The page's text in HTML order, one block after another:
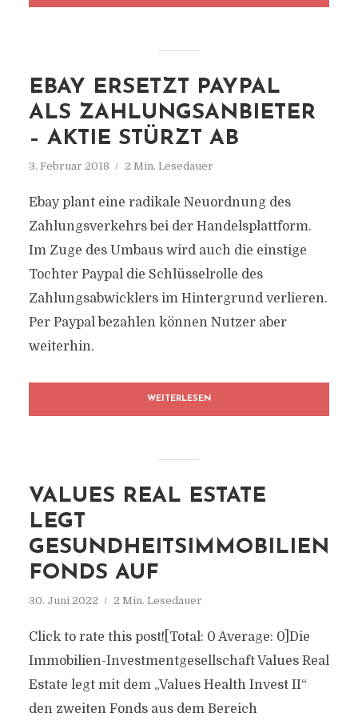
EBAY ERSETZT PAYPAL
ALS ZAHLUNGSANBIETER
– AKTIE STÜRZT AB
3. Februar 2018 2 Min. Lesedauer
Ebay plant eine radikale Neuordnung des
Zahlungsverkehrs bei der Handelsplattform.
Im Zuge des Umbaus wird auch die einstige
Tochter Paypal die Schlüsselrolle des
Zahlungsabwicklers im Hintergrund verlieren.
Per Paypal bezahlen können Nutzer aber
weiterhin.
WEITERLESEN
VALUES REAL ESTATE
LEGT
GESUNDHEITSIMMOBILIEN
FONDS AUF
30. Juni 2022 2 Min. Lesedauer
Click to rate this post![Total: 0 Average: 0]Die
Immobilien-Investmentgesellschaft Values Real
Estate legt mit dem „Values Health Invest II“
den zweiten Fonds aus dem Bereich